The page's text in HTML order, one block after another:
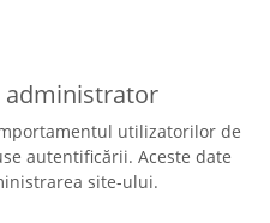
administrator
utilizatorilor de
autentificării. Aceste date
site-ului.